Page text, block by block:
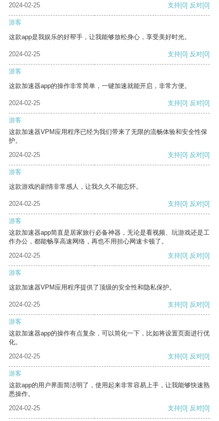
2024-02-25 支持[0] 反对[0]
游客
这款app是我娱乐的好帮手，让我能够放松身心，享受美好时光。
2024-02-25 支持[0] 反对[0]
游客
这款加速器app的操作非常简单，一键加速就能开启，非常方便。
2024-02-25 支持[0] 反对[0]
游客
这款加速器VPM应用程序已经为我们带来了无限的流畅体验和安全性保
护。
2024-02-25
支持[0] 反对[0]
游客
这款游戏的剧情非常感人，让我久久不能忘怀。
2024-02-25 支持[0] 反对[0]
游客
这款加速器app简直是居家旅行必备神器，无论是看视频、玩游戏还是工
作办公，都能畅享高速网络，再也不用担心网速卡顿了。
2024-02-25
支持[0] 反对[0]
游客
这款加速器VPM应用程序提供了顶级的安全性和隐私保护。
2024-02-25 支持[0] 反对[0]
游客
这款加速器app的操作有点复杂，可以简化一下，比如将设置页面进行优
化。
2024-02-25
支持[0] 反对[0]
游客
这款app的用户界面简洁明了，使用起来非常容易上手，让我能够快速熟
悉操作。
2024-02-25
支持[0] 反对[0]